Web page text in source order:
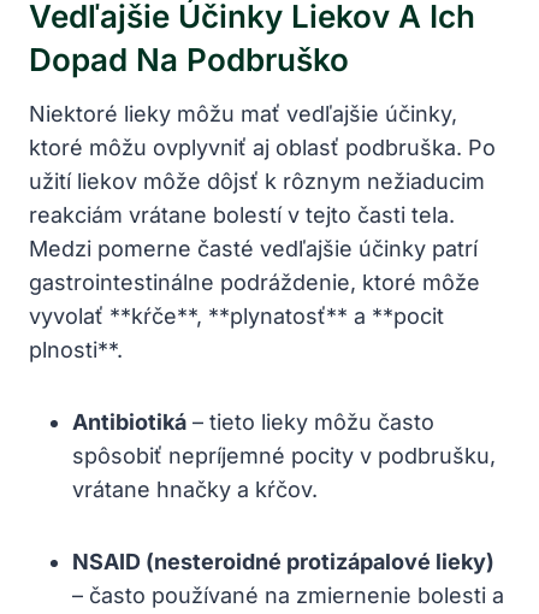
Vedľajšie Účinky Liekov A Ich
Dopad Na Podbruško
Niektoré lieky môžu mať vedľajšie účinky,
ktoré môžu ovplyvniť aj oblasť podbruška. Po
užití liekov môže dôjsť k rôznym nežiaducim
reakciám vrátane bolestí v tejto časti tela.
Medzi pomerne časté vedľajšie účinky patrí
gastrointestinálne podráždenie, ktoré môže
vyvolať **kŕče**, **plynatosť** a **pocit
plnosti**.
Antibiotiká – tieto lieky môžu často
spôsobiť nepríjemné pocity v podbrušku,
vrátane hnačky a kŕčov.
NSAID (nesteroidné protizápalové lieky)
– často používané na zmiernenie bolesti a